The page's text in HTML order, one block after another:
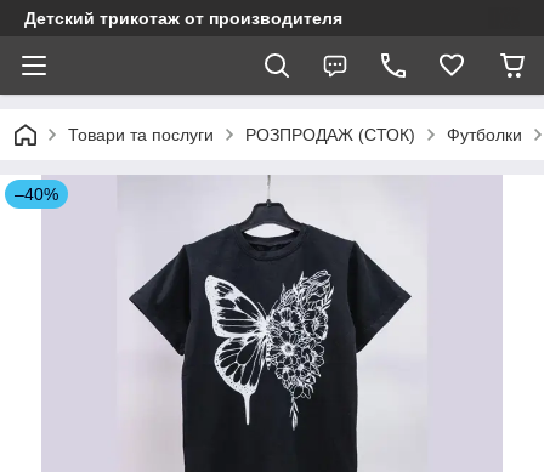
Детский трикотаж от производителя
Товари та послуги РОЗПРОДАЖ (СТОК) Футболки
–40%